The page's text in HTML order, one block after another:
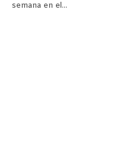
semana en el...